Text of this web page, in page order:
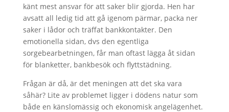
känt mest ansvar för att saker blir gjorda. Hen har
avsatt all ledig tid att gå igenom pärmar, packa ner
saker i lådor och träffat bankkontakter. Den
emotionella sidan, dvs den egentliga
sorgebearbetningen, får man oftast lägga åt sidan
för blanketter, bankbesök och flyttstädning.
Frågan är då, är det meningen att det ska vara
såhär? Lite av problemet ligger i dödens natur som
både en känslomässig och ekonomisk angelägenhet.